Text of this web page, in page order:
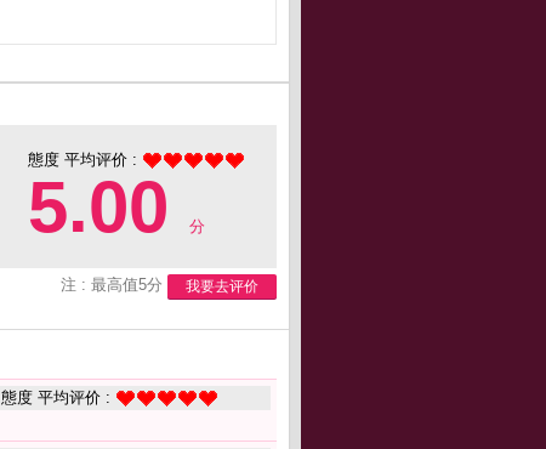
態度 平均评价 :
5.00 分
注 : 最高值5分 我要去评价
態度 平均评价 :